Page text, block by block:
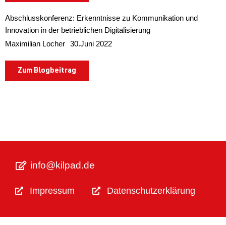
Abschlusskonferenz: Erkenntnisse zu Kommunikation und
Innovation in der betrieblichen Digitalisierung
Maximilian Locher 30.Juni 2022
Zum Blogbeitrag
info@kilpad.de
Impressum Datenschutzerklärung